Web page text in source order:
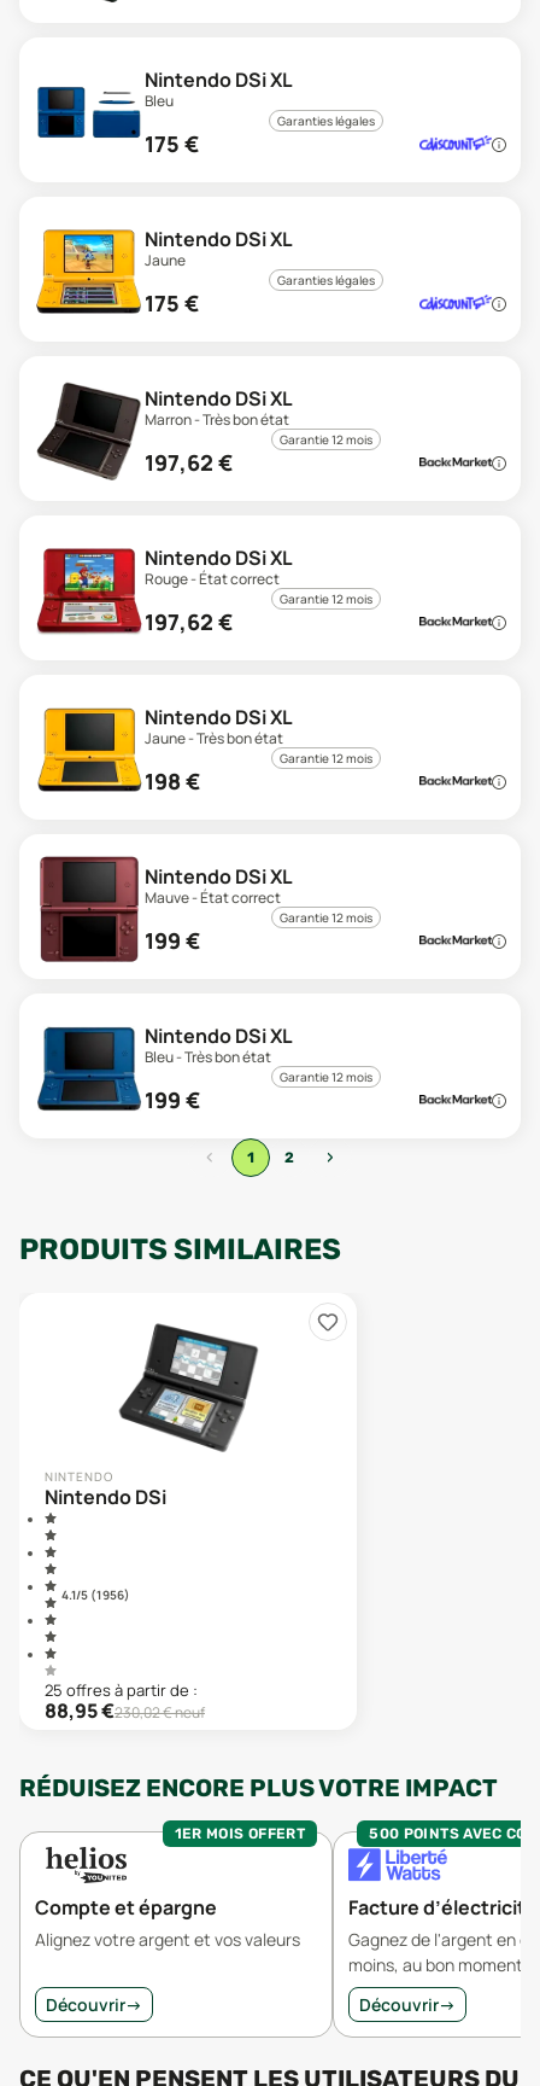
Nintendo DSi XL
Bleu
Garanties légales
175 €
Nintendo DSi XL
Jaune
Garanties légales
175 €
Nintendo DSi XL
Marron - Très bon état
Garantie 12 mois
197,62 €
Nintendo DSi XL
Rouge - État correct
Garantie 12 mois
197,62 €
Nintendo DSi XL
Jaune - Très bon état
Garantie 12 mois
198 €
Nintendo DSi XL
Mauve - État correct
Garantie 12 mois
199 €
Nintendo DSi XL
Bleu - Très bon état
Garantie 12 mois
199 €
‹ 1 2 ›
PRODUITS SIMILAIRES
NINTENDO
Nintendo DSi
4.1/5 (1 956)
25 offresà partir de :
88,95€230,02€ neuf
RÉDUISEZ ENCORE PLUS VOTRE IMPACT
1ER MOIS OFFERT
Compte et épargne
Alignez votre argent et vos valeurs
Découvrir→
500 POINTS AVEC
Facture d’électricité
Gagnez de l'argent en
moins, au bon moment.
Découvrir→
CE QU'EN PENSENT LES UTILISATEURS DU